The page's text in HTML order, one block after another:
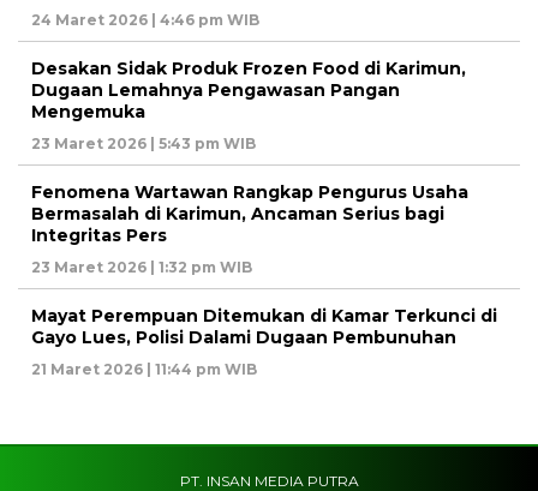
24 Maret 2026 | 4:46 pm WIB
Desakan Sidak Produk Frozen Food di Karimun,
Dugaan Lemahnya Pengawasan Pangan
Mengemuka
23 Maret 2026 | 5:43 pm WIB
Fenomena Wartawan Rangkap Pengurus Usaha
Bermasalah di Karimun, Ancaman Serius bagi
Integritas Pers
23 Maret 2026 | 1:32 pm WIB
Mayat Perempuan Ditemukan di Kamar Terkunci di
Gayo Lues, Polisi Dalami Dugaan Pembunuhan
21 Maret 2026 | 11:44 pm WIB
PT. INSAN MEDIA PUTRA